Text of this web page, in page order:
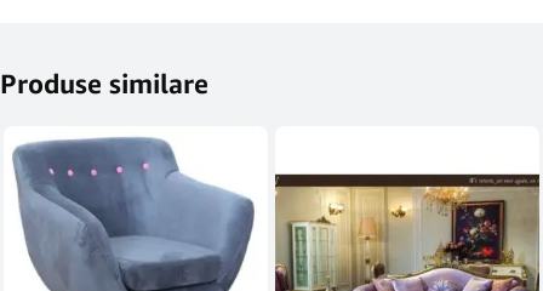
Produse similare